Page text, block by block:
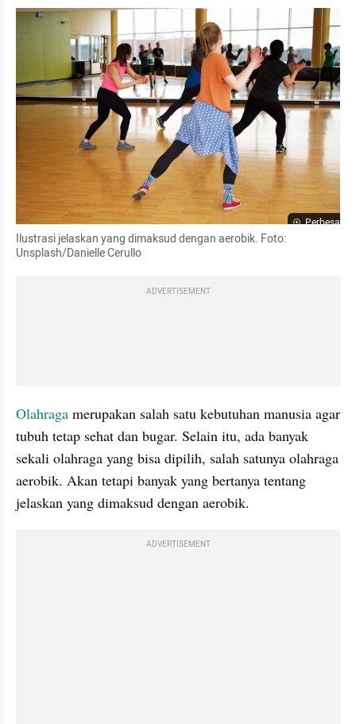
Perbesar
Ilustrasi jelaskan yang dimaksud dengan aerobik. Foto:
Unsplash/Danielle Cerullo
ADVERTISEMENT
Olahraga merupakan salah satu kebutuhan manusia agar
tubuh tetap sehat dan bugar. Selain itu, ada banyak
sekali olahraga yang bisa dipilih, salah satunya olahraga
aerobik. Akan tetapi banyak yang bertanya tentang
jelaskan yang dimaksud dengan aerobik.
ADVERTISEMENT